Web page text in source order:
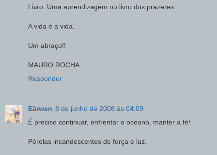
Livro: Uma aprendizagem ou livro dos prazeres
A vida é a vida.
Um abraço!!
MAURO ROCHA
Responder
Eärwen 8 de junho de 2008 às 04:09
É preciso continuar, enfrentar o oceano, manter a fé!
Pérolas incandescentes de força e luz.